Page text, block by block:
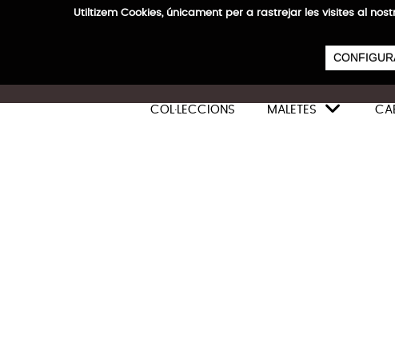
Utiltizem Cookies, únicament per a rastrejar les visites al
COL·LECCIONS MALETES 